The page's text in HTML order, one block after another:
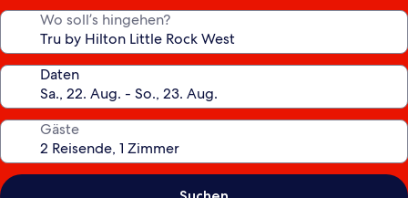
Wo soll’s hingehen?
Daten
Gäste